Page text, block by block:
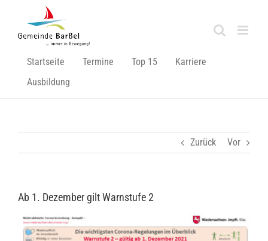
springen
Startseite Termine Top 15
Karriere
Ausbildung
Zurück Vor
Ab 1. Dezember gilt Warnstufe 2
Zeige
grösseres